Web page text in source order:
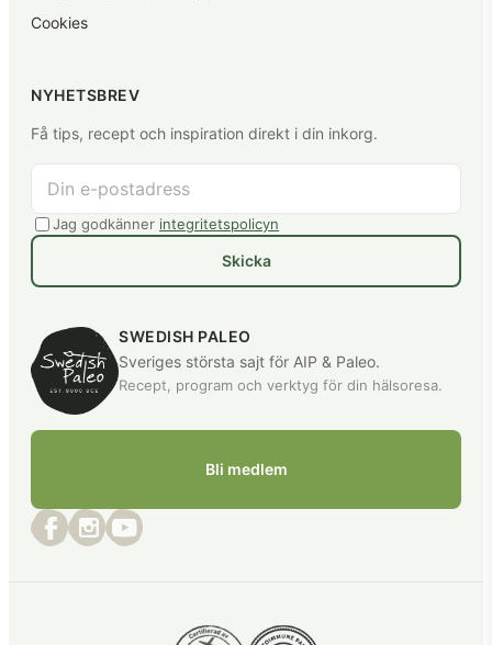
SWEDISH PALEO
Sveriges största sajt för AIP & Paleo.
Recept, program och verktyg för din hälsoresa.
Bli medlem
Cookies
NYHETSBREV
Få tips, recept och inspiration direkt i din inkorg.
Jag godkänner integritetspolicyn
Skicka